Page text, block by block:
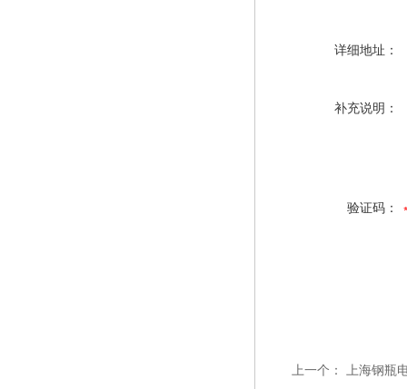
详细地址：
补充说明：
验证码：
上一个： 上海钢瓶